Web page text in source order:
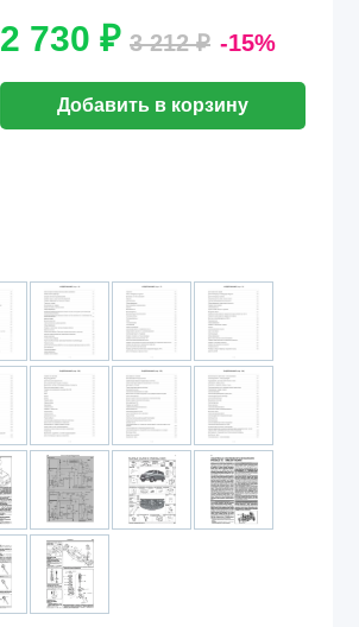
2 730 ₽3 212 ₽ -15%
Добавить в корзину